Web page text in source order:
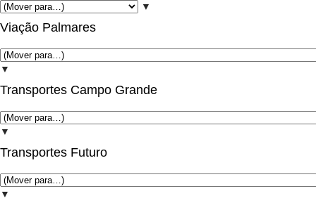
▼
Viação Palmares
▼
Transportes Campo Grande
▼
Transportes Futuro
▼